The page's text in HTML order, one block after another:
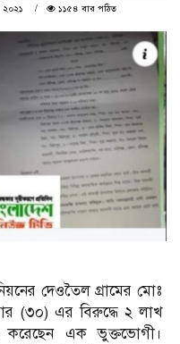
২০২১
১১৫৪ বার পঠিত
দেওতৈল গ্রামের মোঃ
(৩০) এর বিরুদ্ধে ২ লাখ
করেছেন এক ভুক্তভোগী।